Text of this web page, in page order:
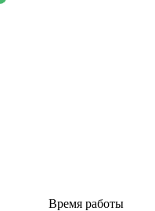
Время работы